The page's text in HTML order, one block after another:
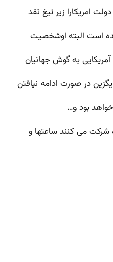
است البته اوشخصیت
به گوش جهانیان
در صورت ادامه نیافتن
بود و…
شرکت می کنند ساعتها و